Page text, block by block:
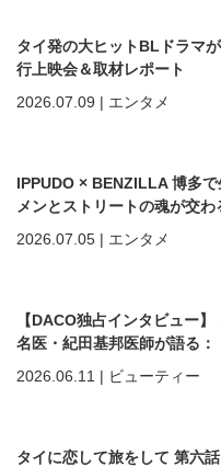
タイ発の大ヒットBLドラマ
行上映会＆取材レポート
2026.07.09 | エンタメ
IPPUDO × BENZILLA 博多
メンとストリートの魂が交わ
2026.07.05 | エンタメ
【DACO独占インタビュー
名医・紀田基邦医師が語る
を好きになる”ための美容医療
2026.06.11 | ビューティー
タイに恋して旅をして 第六話